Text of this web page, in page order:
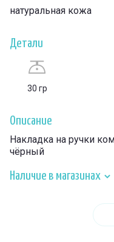
натуральная кожа
Детали
30 гр
Описание
Накладка на ручки
чёрный
Наличие в магазинах